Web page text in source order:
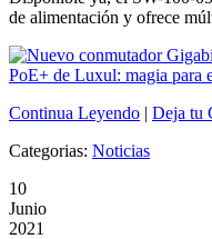
de alimentación y ofrece
Continua Leyendo | Deja tu
Categorias: Noticias
10
Junio
2021